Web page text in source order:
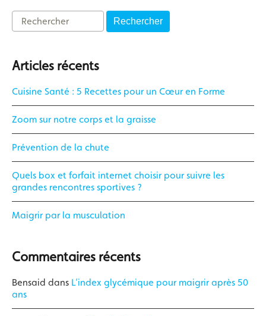
Rechercher
Articles récents
Cuisine Santé : 5 Recettes pour un Cœur en Forme
Zoom sur notre corps et la graisse
Prévention de la chute
Quels box et forfait internet choisir pour suivre les
grandes rencontres sportives ?
Maigrir par la musculation
Commentaires récents
Bensaid dans L’index glycémique pour maigrir après 50
ans